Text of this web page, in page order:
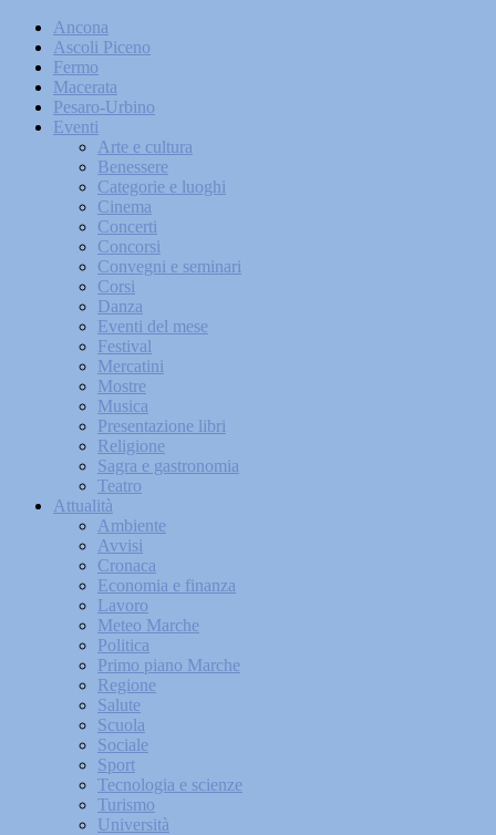
Ancona
Ascoli Piceno
Fermo
Macerata
Pesaro-Urbino
Eventi
Arte e cultura
Benessere
Categorie e luoghi
Cinema
Concerti
Concorsi
Convegni e seminari
Corsi
Danza
Eventi del mese
Festival
Mercatini
Mostre
Musica
Presentazione libri
Religione
Sagra e gastronomia
Teatro
Attualità
Ambiente
Avvisi
Cronaca
Economia e finanza
Lavoro
Meteo Marche
Politica
Primo piano Marche
Regione
Salute
Scuola
Sociale
Sport
Tecnologia e scienze
Turismo
Università